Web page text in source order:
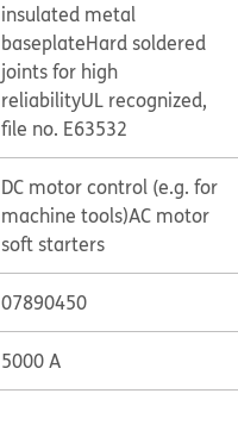
insulated metal
baseplateHard soldered
joints for high
reliabilityUL recognized,
file no. E63532
DC motor control (e.g. for
machine tools)AC motor
soft starters
07890450
5000 A